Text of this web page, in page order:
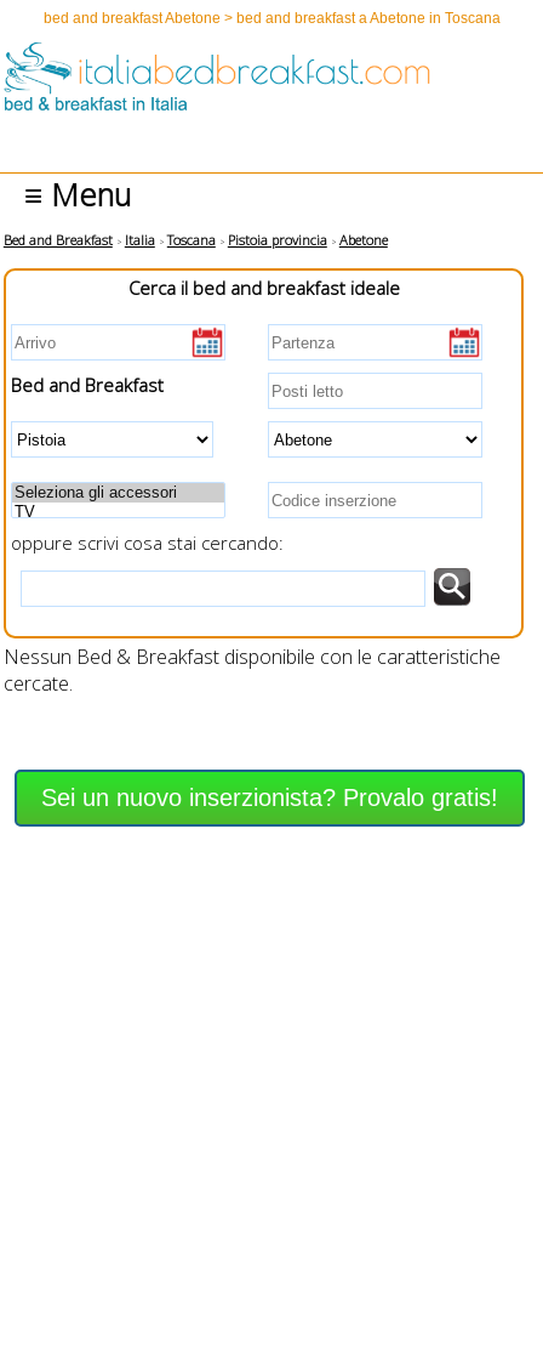
bed and breakfast Abetone > bed and breakfast a Abetone in Toscana
≡ Menu
Bed and Breakfast Italia Toscana Pistoia provincia Abetone
Cerca il bed and breakfast ideale
Bed and Breakfast
oppure scrivi cosa stai cercando:
Nessun Bed & Breakfast disponibile con le caratteristiche
cercate.
Sei un nuovo inserzionista? Provalo gratis!